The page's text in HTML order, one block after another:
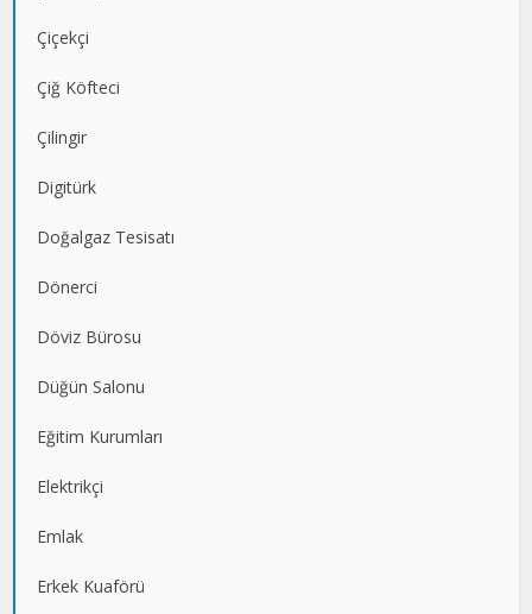
Çiçekçi
Çiğ Köfteci
Çilingir
Digitürk
Doğalgaz Tesisatı
Dönerci
Döviz Bürosu
Düğün Salonu
Eğitim Kurumları
Elektrikçi
Emlak
Erkek Kuaförü